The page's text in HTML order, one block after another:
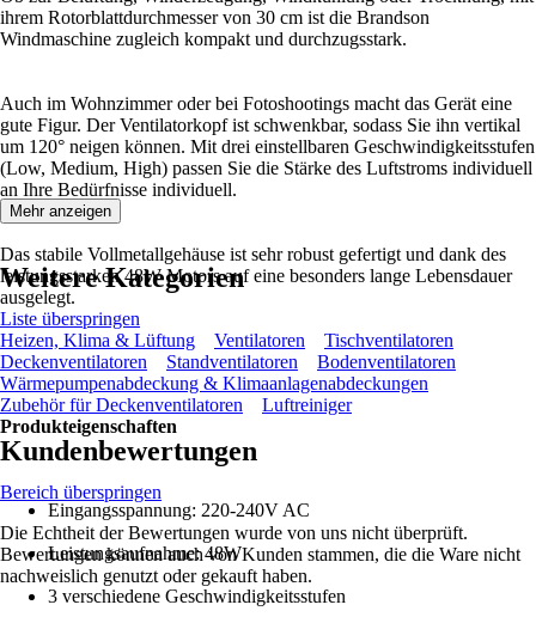
ihrem Rotorblattdurchmesser von 30 cm ist die Brandson
Windmaschine zugleich kompakt und durchzugsstark.
Auch im Wohnzimmer oder bei Fotoshootings macht das Gerät eine
gute Figur. Der Ventilatorkopf ist schwenkbar, sodass Sie ihn vertikal
um 120° neigen können. Mit drei einstellbaren Geschwindigkeitsstufen
(Low, Medium, High) passen Sie die Stärke des Luftstroms individuell
an Ihre Bedürfnisse individuell.
Das stabile Vollmetallgehäuse ist sehr robust gefertigt und dank des
leistungsstarken 48W Motors auf eine besonders lange Lebensdauer
ausgelegt.
Produkteigenschaften
Eingangsspannung: 220-240V AC
Leistungsaufnahme: 48W
3 verschiedene Geschwindigkeitsstufen
Mehr anzeigen
Weitere Kategorien
Liste überspringen
Heizen, Klima & Lüftung
Ventilatoren
Tischventilatoren
Deckenventilatoren
Standventilatoren
Bodenventilatoren
Wärmepumpenabdeckung & Klimaanlagenabdeckungen
Zubehör für Deckenventilatoren
Luftreiniger
Kundenbewertungen
Bereich überspringen
Die Echtheit der Bewertungen wurde von uns nicht überprüft.
Bewertungen können auch von Kunden stammen, die die Ware nicht
nachweislich genutzt oder gekauft haben.